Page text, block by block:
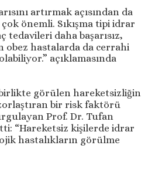
artırmak açısından da
önemli. Sıkışma tipi idrar
tedavileri daha başarısız,
obez hastalarda da cerrahi
açıklamasında
görülen hareketsizliğin
bir risk faktörü
Prof. Dr. Tufan
“Hareketsiz kişilerde idrar
hastalıkların görülme